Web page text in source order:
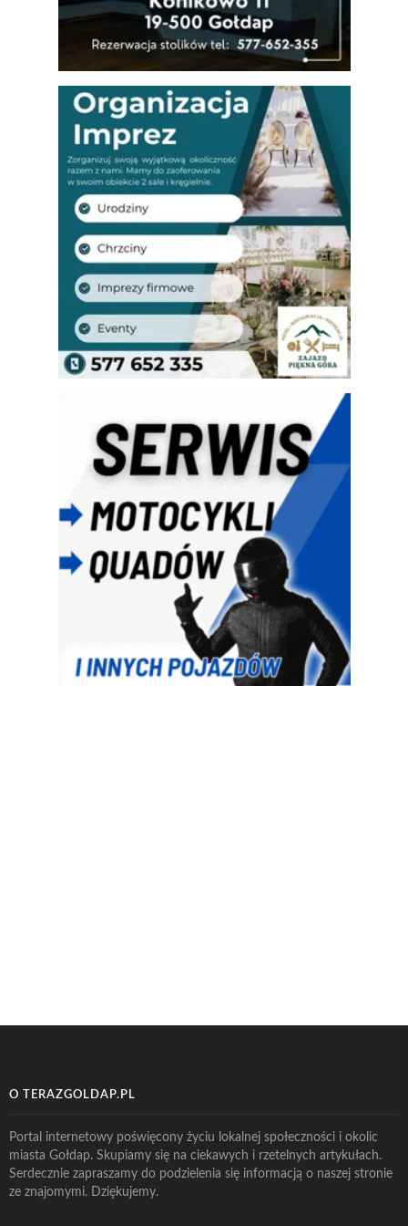
O TERAZGOLDAP.PL
Portal internetowy poświęcony życiu lokalnej społeczności i okolic
miasta Gołdap. Skupiamy się na ciekawych i rzetelnych artykułach.
Serdecznie zapraszamy do podzielenia się informacją o naszej stronie
ze znajomymi. Dziękujemy.